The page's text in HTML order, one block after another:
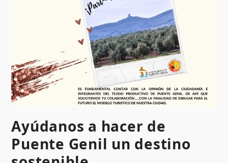
Ayúdanos a hacer de
Puente Genil un destino